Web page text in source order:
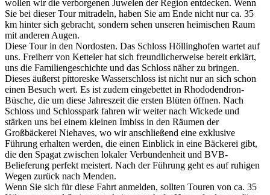
wollen wir die verborgenen Juwelen der Region entdecken. Wenn
Sie bei dieser Tour mitradeln, haben Sie am Ende nicht nur ca. 35
km hinter sich gebracht, sondern sehen unseren heimischen Raum
mit anderen Augen.
Diese Tour in den Nordosten. Das Schloss Höllinghofen wartet auf
uns. Freiherr von Ketteler hat sich freundlicherweise bereit erklärt,
uns die Familiengeschichte und das Schloss näher zu bringen.
Dieses äußerst pittoreske Wasserschloss ist nicht nur an sich schon
einen Besuch wert. Es ist zudem eingebettet in Rhododendron-
Büsche, die um diese Jahreszeit die ersten Blüten öffnen. Nach
Schloss und Schlosspark fahren wir weiter nach Wickede und
stärken uns bei einem kleinen Imbiss in den Räumen der
Großbäckerei Niehaves, wo wir anschließend eine exklusive
Führung erhalten werden, die einen Einblick in eine Bäckerei gibt,
die den Spagat zwischen lokaler Verbundenheit und BVB-
Belieferung perfekt meistert. Nach der Führung geht es auf ruhigen
Wegen zurück nach Menden.
Wenn Sie sich für diese Fahrt anmelden, sollten Touren von ca. 35